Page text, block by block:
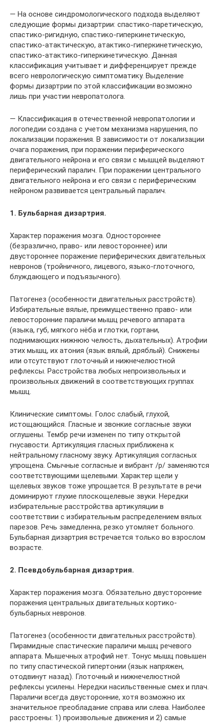
— На основе синдромологического подхода выделяют
следующие формы дизартрии: спастико-паретическую,
спастико-ригидную, спастико-гиперкинетическую,
спастико-атактическую, атактико-гиперкинетическую,
спастико-атактико-гиперкинетическую. Данная
классификация учитывает и дифференцирует прежде
всего неврологическую симптоматику. Выделение
формы дизартрии по этой классификации возможно
лишь при участии невропатолога.
— Классификация в отечественной невропатологии и
логопедии создана с учетом механизма нарушения, по
локализации поражения. В зависимости от локализации
очага поражения, при поражении периферического
двигательного нейрона и его связи с мышцей выделяют
периферический паралич. При поражении центрального
двигательного нейрона и его связи с периферическим
нейроном развивается центральный паралич.
1. Бульбарная дизартрия.
Характер поражения мозга. Одностороннее
(безразлично, право- или левостороннее) или
двустороннее поражение периферических двигательных
невронов (тройничного, лицевого, языко-глоточного,
блуждающего и подъязычного).
Патогенез (особенности двигательных расстройств).
Избирательные вялые, преимущественно право- или
левосторонние параличи мышц речевого аппарата
(языка, губ, мягкого нёба и глотки, гортани,
поднимающих нижнюю челюсть, дыхательных). Атрофии
этих мышц, их атония (язык вялый, дряблый). Снижены
или отсутствуют глоточный и нижнечелюстной
рефлексы. Расстройства любых непроизвольных и
произвольных движений в соответствующих группах
мышц.
Клинические симптомы. Голос слабый, глухой,
истощающийся. Гласные и звонкие согласные звуки
оглушены. Тембр речи изменен по типу открытой
гнусавости. Артикуляция гласных приближена к
нейтральному гласному звуку. Артикуляция согласных
упрощена. Смычные согласные и вибрант /р/ заменяются
соответствующими щелевыми. Характер щели у
щелевых звуков тоже упрощается. В результате в речи
доминируют глухие плоскощелевые звуки. Нередки
избирательные расстройства артикуляции в
соответствии с избирательным распределением вялых
парезов. Речь замедленна, резко утомляет больного.
Бульбарная дизартрия встречается только во взрослом
возрасте.
2. Псевдобульбарная дизартрия.
Характер поражения мозга. Обязательно двусторонние
поражения центральных двигательных кортико-
бульбарных невронов.
Патогенез (особенности двигательных расстройств).
Пирамидные спастические параличи мышц речевого
аппарата. Мышечных атрофий нет. Тонус мышц повышен
по типу спастической гипертонии (язык напряжен,
отодвинут назад). Глоточный и нижнечелюстной
рефлексы усилены. Нередки насильственные смех и плач.
Параличи всегда двусторонние, хотя возможно их
значительное преобладание справа или слева. Наиболее
расстроены: 1) произвольные движения и 2) самые